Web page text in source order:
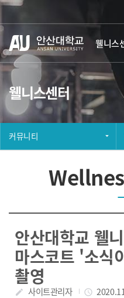
Skip Menu
웰니스
웰니스센터
커뮤니티
안산대학교 웰
마스코트 '소식
촬영
작성자
create 사이트관리자 작성일
access_time